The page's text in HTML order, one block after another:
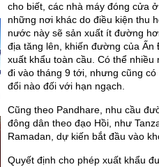
cho biết, các nhà máy đóng cửa
những nơi khác do điều kiện thu
nước này sẽ sản xuất ít đường
địa tăng lên, khiến đường của
xuất khẩu toàn cầu. Có thể
đi vào tháng 9 tới, nhưng cũng
đổi nào đối với hạn ngạch.
Cũng theo Pandhare, nhu cầu
đông dân theo đạo Hồi, như
Ramadan, dự kiến bắt đầu vào
Quyết định cho phép xuất khẩu